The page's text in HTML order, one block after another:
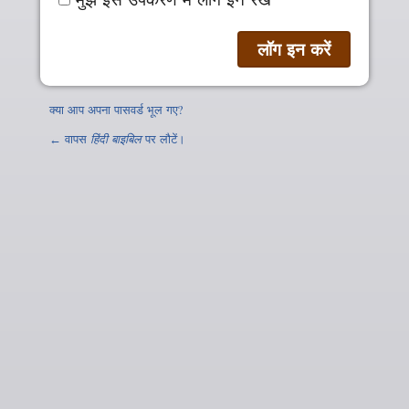
क्या आप अपना पासवर्ड भूल गए?
← वापस हिंदी बाइबिलपर लौटें।